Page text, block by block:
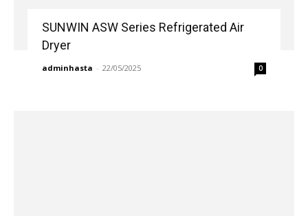
SUNWIN ASW Series Refrigerated Air
Dryer
adminhasta - 22/05/2025 0